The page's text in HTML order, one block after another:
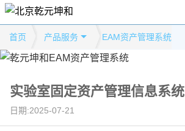
首页 产品服务 EAM资产管理系统
实验室固定资产管理信息系统
日期:2025-07-21